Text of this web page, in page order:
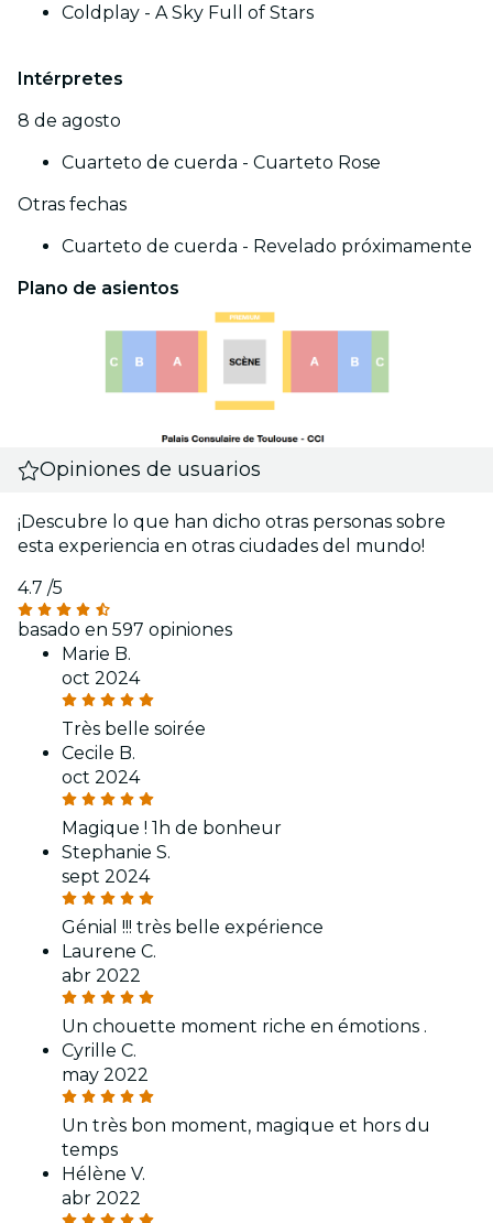
Coldplay - A Sky Full of Stars
Intérpretes
8 de agosto
Cuarteto de cuerda - Cuarteto Rose
Otras fechas
Cuarteto de cuerda - Revelado próximamente
Plano de asientos
Opiniones de usuarios
¡Descubre lo que han dicho otras personas sobre
esta experiencia en otras ciudades del mundo!
4.7 /5
basado en 597 opiniones
Marie B.
oct 2024
Très belle soirée
Cecile B.
oct 2024
Magique ! 1h de bonheur
Stephanie S.
sept 2024
Génial !!! très belle expérience
Laurene C.
abr 2022
Un chouette moment riche en émotions .
Cyrille C.
may 2022
Un très bon moment, magique et hors du
temps
Hélène V.
abr 2022